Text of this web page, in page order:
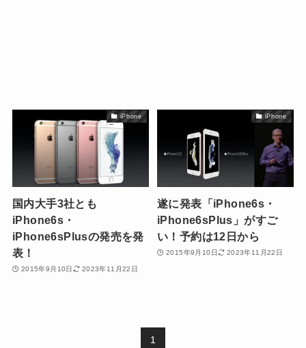
iPhone
国内大手3社とも
iPhone6s・
iPhone6sPlusの発売を発
表！
2015年9月10日 2023年11月22日
iPhone
遂に発表「iPhone6s・
iPhone6sPlus」がすご
い！予約は12日から
2015年9月10日 2023年11月22日
1